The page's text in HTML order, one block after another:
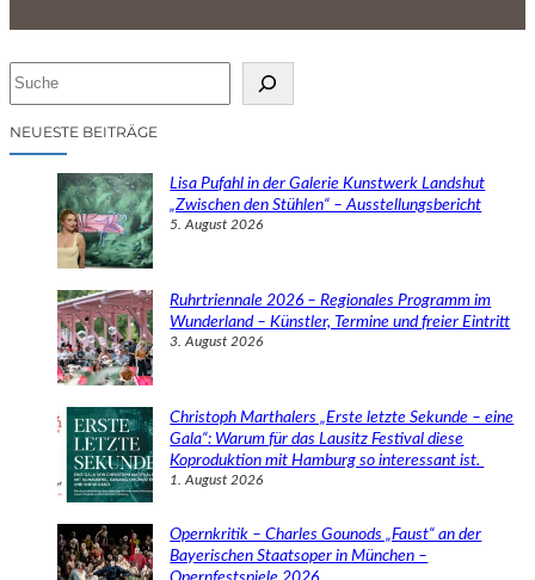
NEUESTE BEITRÄGE
Lisa Pufahl in der Galerie Kunstwerk Landshut
„Zwischen den Stühlen“ – Ausstellungsbericht
5. August 2026
Ruhrtriennale 2026 – Regionales Programm im
Wunderland – Künstler, Termine und freier Eintritt
3. August 2026
Christoph Marthalers „Erste letzte Sekunde – eine
Gala“: Warum für das Lausitz Festival diese
Koproduktion mit Hamburg so interessant ist.
1. August 2026
Opernkritik – Charles Gounods „Faust“ an der
Bayerischen Staatsoper in München –